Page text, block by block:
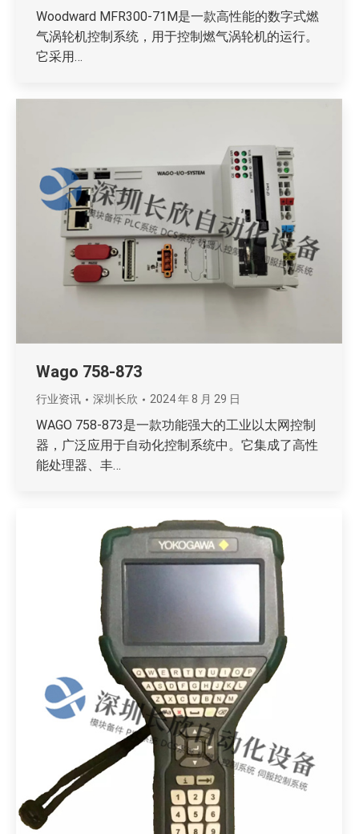
Woodward MFR300-71M是一款高性能的数字式燃
气涡轮机控制系统，用于控制燃气涡轮机的运行。
它采用…
Wago 758-873
行业资讯 深圳长欣 2024 年 8 月 29 日
WAGO 758-873是一款功能强大的工业以太网控制
器，广泛应用于自动化控制系统中。它集成了高性
能处理器、丰…